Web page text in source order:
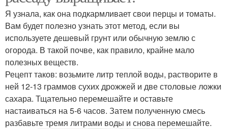
Я узнала, как она подкармливает свои перцы и томаты.
Вам будет полезно узнать этот метод, если вы
используете дешевый грунт или обычную землю с
огорода. В такой почве, как правило, крайне мало
полезных веществ.
Рецепт таков: возьмите литр теплой воды, растворите в
ней 12-13 граммов сухих дрожжей и две столовые ложки
сахара. Тщательно перемешайте и оставьте
настаиваться на 5-6 часов. Затем полученную смесь
разбавьте тремя литрами воды и снова перемешайте.